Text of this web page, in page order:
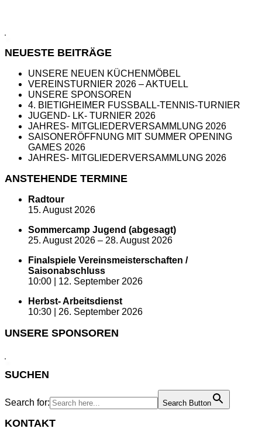
NEUESTE BEITRÄGE
UNSERE NEUEN KÜCHENMÖBEL
VEREINSTURNIER 2026 – AKTUELL
UNSERE SPONSOREN
4. BIETIGHEIMER FUSSBALL-TENNIS-TURNIER
JUGEND- LK- TURNIER 2026
JAHRES- MITGLIEDERVERSAMMLUNG 2026
SAISONERÖFFNUNG MIT SUMMER OPENING
GAMES 2026
JAHRES- MITGLIEDERVERSAMMLUNG 2026
ANSTEHENDE TERMINE
Radtour
15. August 2026
Sommercamp Jugend (abgesagt)
25. August 2026 – 28. August 2026
Finalspiele Vereinsmeisterschaften /
Saisonabschluss
10:00 | 12. September 2026
Herbst- Arbeitsdienst
10:30 | 26. September 2026
UNSERE SPONSOREN
SUCHEN
Search for: Search Button
KONTAKT